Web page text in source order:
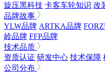
旋压黑科技 卡客车轮知识 改
品牌故事
YLW品牌 ARTKA品牌
岭品牌 FFP品牌
技术品质
资质认证 研发中心 技术保障
公司分布